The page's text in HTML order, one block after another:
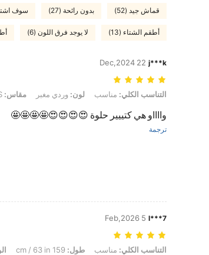
قماش جيد (52) بدون رائحة (27) سوف
أطقم الشتاء (13) لا يوجد فرق اللون (6)
j***k
22 Dec,2024
التناسب الكلي: مناسب, لون: وردي مغبر, مقاس: S
التناسب الكلي: مناسب لون: وردي مغبر مقاس:
وااااو هي كتييير حلوة 😍😍😍😍🤩🤩🤩🤩
ترجمة
l***7
5 Feb,2026
التناسب الكلي: مناسب, طول: 159 cm / 63 in, الوزن: 74 kg / 163 lbs, شكل الجسم: ساعة رملية, الوركين: 117 cm / 46 in, الخصر: 78 cm / 31 in, تمثال نصفي: 101 cm / 40 in, لون: ازرق ضبابي, مقاس: L
التناسب الكلي: مناسب طول: